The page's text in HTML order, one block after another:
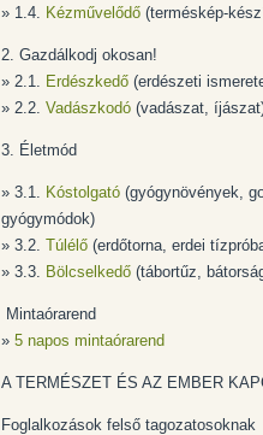
» 1.4. Kézművelődő (terméskép-
2. Gazdálkodj okosan!
» 2.1. Erdészkedő (erdészeti
» 2.2. Vadászkodó (vadászat,
3. Életmód
» 3.1. Kóstolgató (gyógynövények,
gyógymódok)
» 3.2. Túlélő (erdőtorna, erdei
» 3.3. Bölcselkedő (tábortűz,
Mintaórarend
» 5 napos mintaórarend
A TERMÉSZET ÉS AZ EMBER
Foglalkozások felső tagozatosoknak